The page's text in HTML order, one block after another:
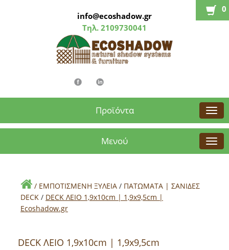
info@ecoshadow.gr
Τηλ. 2109730041
0
Προϊόντα
Μενού
/ ΕΜΠΟΤΙΣΜΕΝΗ ΞΥΛΕΙΑ / ΠΑΤΩΜΑΤΑ | ΣΑΝΙΔΕΣ
DECK / DECK ΛΕΙΟ 1,9x10cm | 1,9x9,5cm |
Εcoshadow.gr
DECK ΛΕΙΟ 1,9x10cm | 1,9x9,5cm